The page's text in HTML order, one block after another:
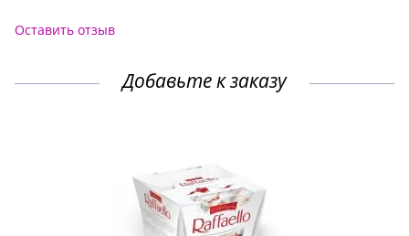
Оставить отзыв
Добавьте к заказу